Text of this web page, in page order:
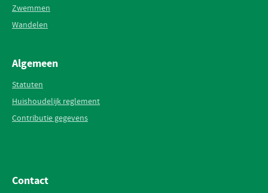
Zwemmen
Wandelen
Algemeen
Statuten
Huishoudelijk reglement
Contributie gegevens
Contact